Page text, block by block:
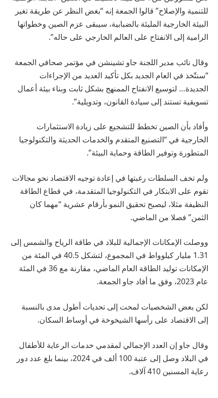
للتنمية والإصلاح” قالوا الجمعة إنه “بغض النظر عن طريقة تغير
البيئة الخارجية المليئة بالضبابية، سيبقى عزم الصين وخطواتها
الرامية إلى الانفتاح على العالم الخارجي على حاله”.
وقال نائب مدير اللجنة جاو تشينشن في مؤتمر صحافي الجمعة
“سنتّخذ في العام الجديد بكل تأكيد العديد من الإجراءات
الجديدة… لتوسيع الانفتاح الممنهج بشكل ثابت وبناء بيئة أعمال
تسويقية تستند إلى سيادة القانون، وتدويلية”.
وأفاد بأن الصين تخطط للتشجيع على زيادة الاستثمارات
الخارجية في “التصنيع المتقدم والخدمات الحديثة والتكنولوجيا
المتطورة وتوفير الطاقة وحماية البيئة”.
ولم تخف السلطات رغبتها في إعادة توجيه الاقتصاد نحو مجالات
تقوم على الابتكار في التكنولوجيا المتقدمة، في قطاع الطاقة
النظيفة مثلا، ليصبح تحقيق النمو بأرقام عشرية “مهما كان
الثمن” فصلا من الماضي.
ووصلت الإمكانات الإجمالية للبلاد في طاقة الرياح والشمس إلى
1.31 مليار كيلوواط في المجموع، لتشكل 40.5 في المئة من
الإمكانات توليد الطاقة العام الماضي، مقارنة مع 36 في المئة
عام 2023، وفق ما أفاد جاو الجمعة.
لكن بعض الشخصيات لمحت إلى تحديات أطول مدى بالنسبة
إلى الاقتصاد على رأسها الشيخوخة في أوساط السكان.
وقال جاو إن العدد الإجمالي لمقدمي خدمات الرعاية للأطفال
في البلاد وصل إلى عتبة 100 ألف في 2024، بينما بلغ عدد دور
رعاية المسنين 410 آلاف.